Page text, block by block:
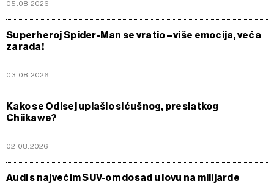
05.08.2026
Superheroj Spider-Man se vratio – više emocija, veća
zarada!
03.08.2026
Kako se Odisej uplašio sićušnog, preslatkog
Chiikawe?
02.08.2026
Audi s najvećim SUV-om dosad u lovu na milijarde